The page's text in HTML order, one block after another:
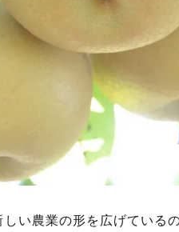
い農業の形を広げている